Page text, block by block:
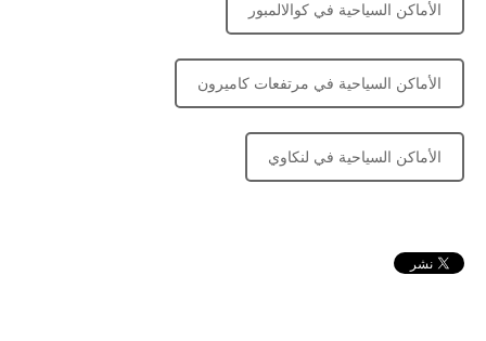
الأماكن السياحية في كوالالمبور
الأماكن السياحية في مرتفعات كاميرون
الأماكن السياحية في لنكاوي